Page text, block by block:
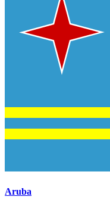
Aruba